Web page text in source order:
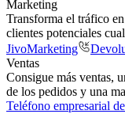
Marketing
Transforma el tráfico en
clientes potenciales
JivoMarketing
Ventas
Consigue más ventas,
de los pedidos y una
Teléfono empresarial